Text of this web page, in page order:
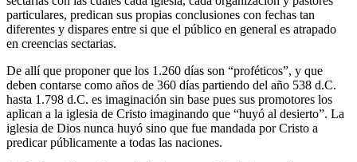
particulares, predican sus propias conclusiones con fechas tan
diferentes y dispares entre si que el público en general es atrapado
en creencias sectarias.
De allí que proponer que los 1.260 días son “proféticos”, y que
deben contarse como años de 360 días partiendo del año 538 d.C.
hasta 1.798 d.C. es imaginación sin base pues sus promotores los
aplican a la iglesia de Cristo imaginando que “huyó al desierto”. La
iglesia de Dios nunca huyó sino que fue mandada por Cristo a
predicar públicamente a todas las naciones.